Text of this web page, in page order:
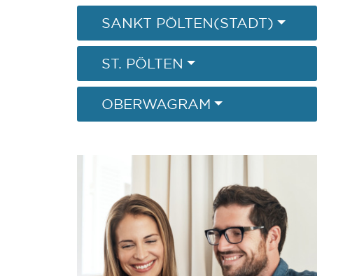
SANKT PÖLTEN(STADT)
ST. PÖLTEN
OBERWAGRAM